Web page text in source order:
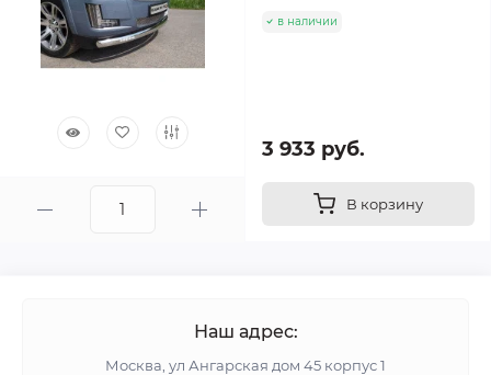
в наличии
3 933 руб.
В корзину
Наш адрес:
Москва, ул Ангарская дом 45 корпус 1